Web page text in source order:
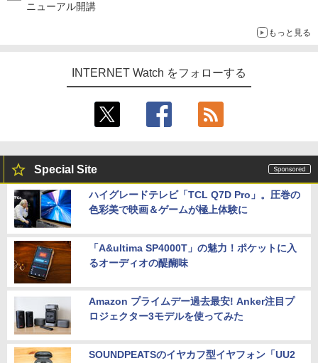
ニューアル開講
もっと見る
INTERNET Watch をフォローする
Special Site
ハイグレードテレビ「TCL Q7D Pro」。圧巻の
色彩美で映画＆ゲームが極上体験に
「A&ultima SP4000T」の魅力！ポケットに入
るオーディオの醍醐味
Amazon プライムデー過去最安! Anker注目プ
ロジェクター3モデルを使ってみた
SOUNDPEATSのイヤカフ型イヤフォン「UU2